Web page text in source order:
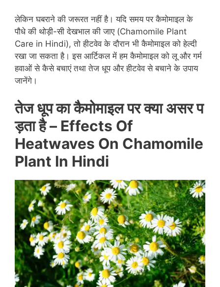
लेकिन घबराने की जरूरत नहीं है। यदि समय पर कैमोमाइल के
पौधे की थोड़ी-सी देखभाल की जाए (Chamomile Plant
Care in Hindi), तो हीटवेव के दौरान भी कैमोमाइल को हेल्दी
रखा जा सकता है। इस आर्टिकल में हम कैमोमाइल को लू और गर्म
हवाओं से कैसे बचाएं तथा तेज धूप और हीटवेव से बचाने के उपाय
जानेंगे।
तेज धूपकाकैमोमाइलपरक्या असरप
ड़ताहै– Effects Of
Heatwaves On Chamomile
Plant In Hindi